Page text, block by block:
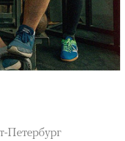
Петербург